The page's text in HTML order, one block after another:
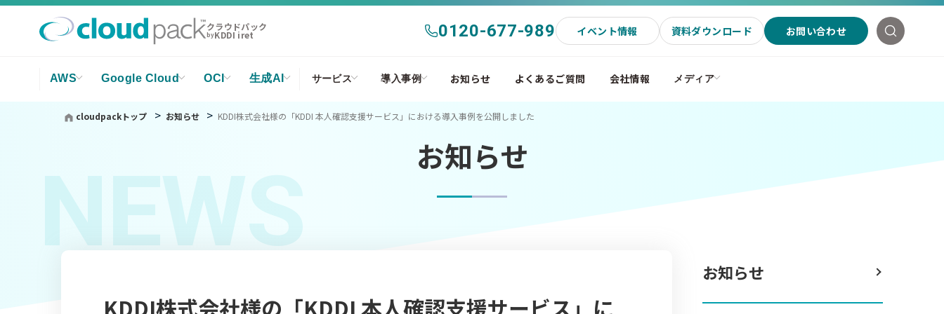
クラウドパック
byKDDI iret 0120-677-989 イベント情報 資料ダウンロード お問い合わせ
AWS Google Cloud OCI 生成AI サービス 導入事例 お知らせ よくあるご質問 会社情報 メディア
cloudpackトップ お知らせ KDDI株式会社様の「KDDI 本人確認支援サービス」における導入事例を公開しました
お知らせ
NEWS
KDDI株式会社様の「KDDI 本人確認支援サービス」に
お知らせ